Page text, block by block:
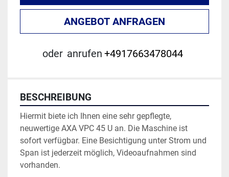
ANGEBOT ANFRAGEN
oder anrufen +4917663478044
BESCHREIBUNG
Hiermit biete ich Ihnen eine sehr gepflegte,
neuwertige AXA VPC 45 U an. Die Maschine ist
sofort verfügbar. Eine Besichtigung unter Strom und
Span ist jederzeit möglich, Videoaufnahmen sind
vorhanden.